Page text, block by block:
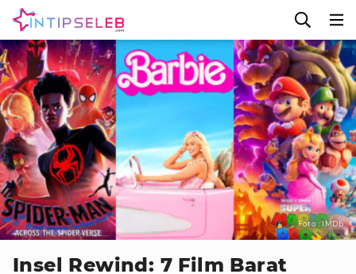
Foto : IMDb
Insel Rewind: 7 Film Barat